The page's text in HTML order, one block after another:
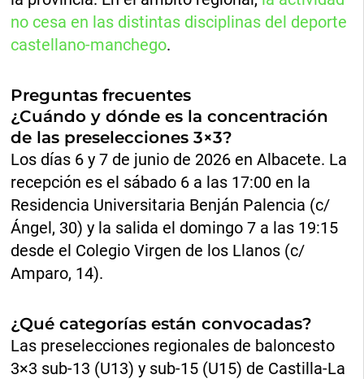
no cesa en las distintas disciplinas del deporte
castellano-manchego.
Preguntas frecuentes
¿Cuándo y dónde es la concentración
de las preselecciones 3×3?
Los días 6 y 7 de junio de 2026 en Albacete. La
recepción es el sábado 6 a las 17:00 en la
Residencia Universitaria Benján Palencia (c/
Ángel, 30) y la salida el domingo 7 a las 19:15
desde el Colegio Virgen de los Llanos (c/
Amparo, 14).
¿Qué categorías están convocadas?
Las preselecciones regionales de baloncesto
3×3 sub-13 (U13) y sub-15 (U15) de Castilla-La